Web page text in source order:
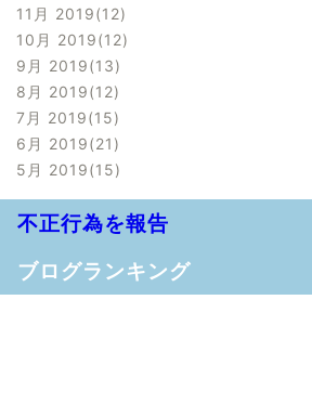
11月 2019 12
10月 2019 12
9月 2019 13
8月 2019 12
7月 2019 15
6月 2019 21
5月 2019 15
不正行為を報告
ブログランキング